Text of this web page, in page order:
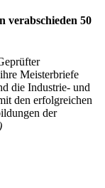
50
Meisterbriefe
die Industrie- und
den erfolgreichen
der